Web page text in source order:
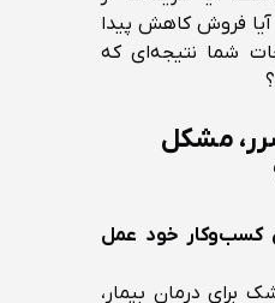
آیا فروش کاهش پیدا
شما نتیجه‌ای که
مشکل
کسب‌وکار خود عمل
برای درمان بیمار،